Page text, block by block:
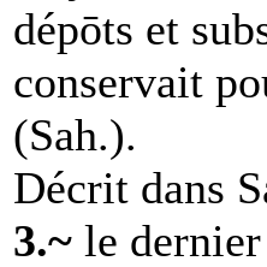
dépōts et
conservait
(Sah.).
Décrit dans
3.~ le